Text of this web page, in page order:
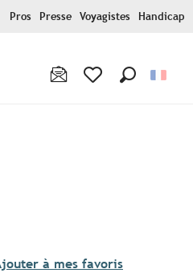
Pros Presse Voyagistes Handicap
aux favoris
à mes favoris